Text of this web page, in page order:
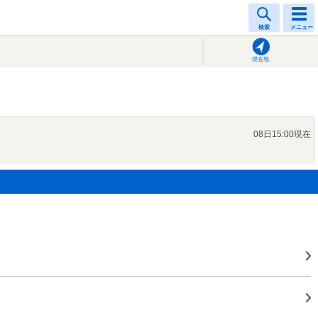
検索 メニュー
現在地
08日15:00現在